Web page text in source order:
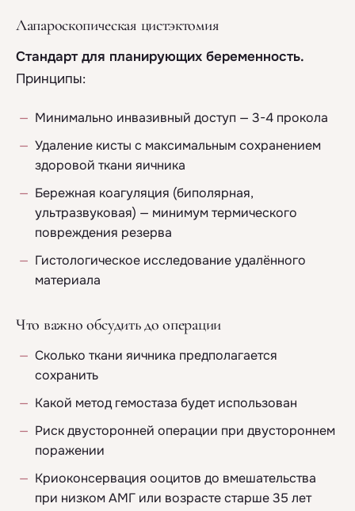
Лапароскопическая цистэктомия
Стандарт для планирующих беременность.
Принципы:
Минимально инвазивный доступ — 3-4 прокола
Удаление кисты с максимальным сохранением
здоровой ткани яичника
Бережная коагуляция (биполярная,
ультразвуковая) — минимум термического
повреждения резерва
Гистологическое исследование удалённого
материала
Что важно обсудить до операции
Сколько ткани яичника предполагается
сохранить
Какой метод гемостаза будет использован
Риск двусторонней операции при двустороннем
поражении
Криоконсервация ооцитов до вмешательства
при низком АМГ или возрасте старше 35 лет